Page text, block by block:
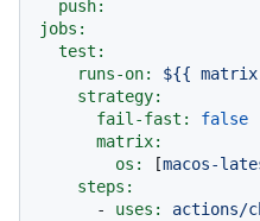
push:
jobs:
test:
runs-on:
${{
strategy:
fail-fast:
false
matrix:
os:
[macos-
steps:
-
uses:
actions/